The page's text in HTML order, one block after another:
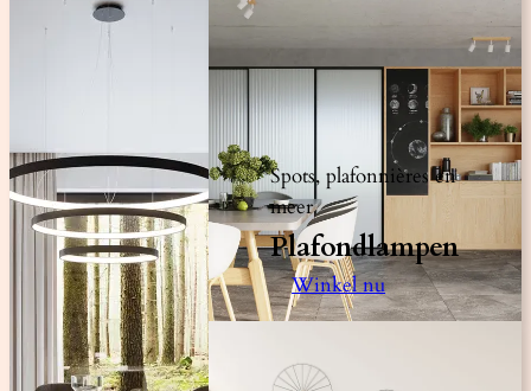
Spots, plafonnières en
meer
Plafondlampen
Winkel nu